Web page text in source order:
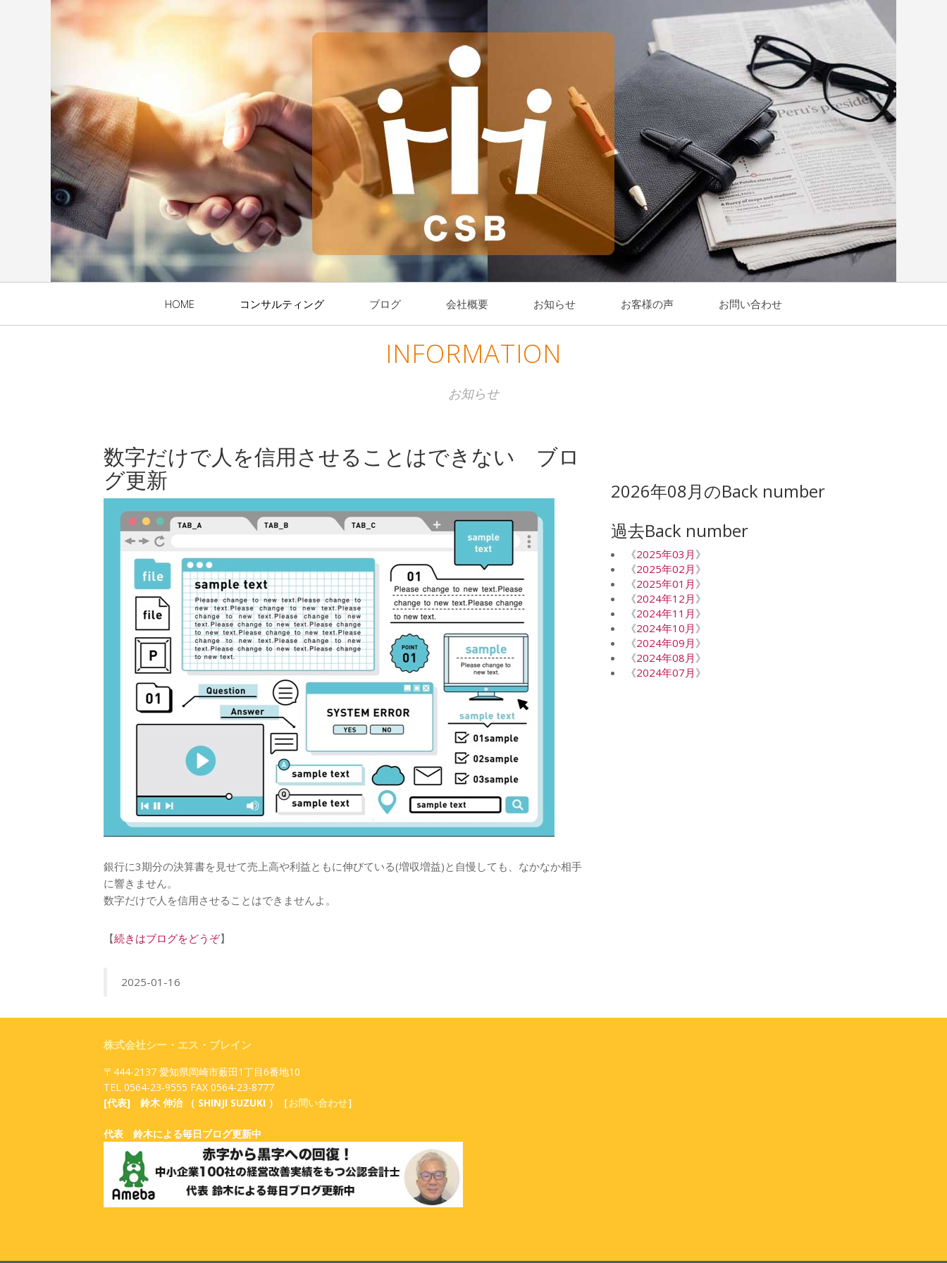
HOME コンサルティング ブログ 会社概要 お知らせ お客様の声 お問い合わせ
INFORMATION
お知らせ
数字だけで人を信用させることはできない ブロ
グ更新
銀行に3期分の決算書を見せて売上高や利益ともに伸びている(増収増益)と自慢しても、なかなか相手
に響きません。
数字だけで人を信用させることはできませんよ。
【続きはブログをどうぞ】
2025-01-16
2026年08月のBack number
過去Back number
《2025年03月 》
《2025年02月 》
《2025年01月 》
《2024年12月 》
《2024年11月 》
《2024年10月 》
《2024年09月 》
《2024年08月 》
《2024年07月 》
株式会社シー・エス・ブレイン
〒444-2137 愛知県岡崎市薮田1丁目6番地10
TEL 0564-23-9555 FAX 0564-23-8777
[代表] 鈴木 伸治 （ SHINJI SUZUKI ）［お問い合わせ］
代表 鈴木による毎日ブログ更新中